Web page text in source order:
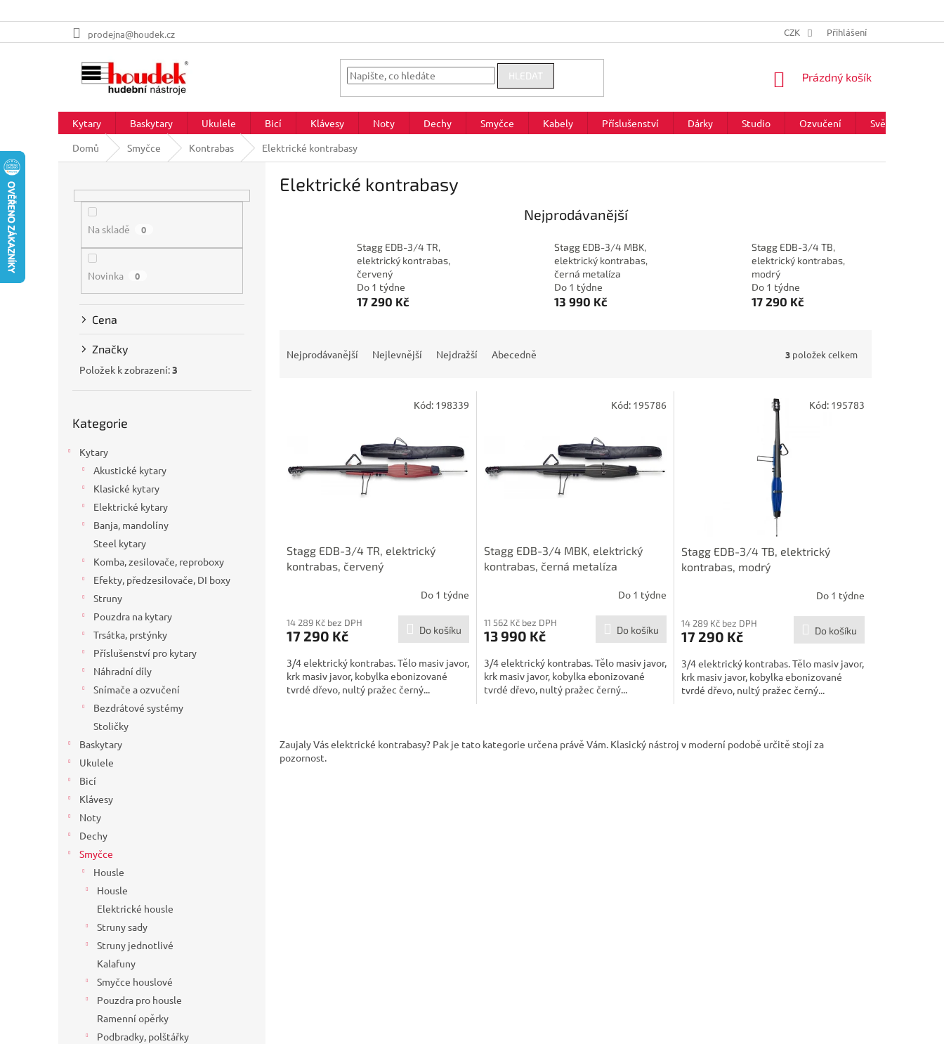
na
prodejna@houdek.cz CZK Přihlášení
HLEDAT
NÁKUPNÍ
Prázdný košík
Kytary Baskytary Ukulele Bicí Klávesy Noty Dechy Smyčce Kabely Příslušenství Dárky Studio Ozvučení Světla
Domů
Smyčce Kontrabas Elektrické kontrabasy
Na skladě 0
Novinka 0
Cena
Značky
Položek k zobrazení:3
kategorie
Kategorie
Kytary
Akustické kytary
Klasické kytary
Elektrické kytary
Banja, mandolíny
Steel kytary
Komba, zesilovače, reproboxy
Efekty, předzesilovače, DI boxy
Struny
Pouzdra na kytary
Trsátka, prstýnky
Příslušenství pro kytary
Náhradní díly
Snímače a ozvučení
Bezdrátové systémy
Stoličky
Baskytary
Ukulele
Bicí
Klávesy
Noty
Dechy
Smyčce
Housle
Housle
Elektrické housle
Struny sady
Struny jednotlivé
Kalafuny
Smyčce houslové
Pouzdra pro housle
Ramenní opěrky
Podbradky, polštářky
Elektrické kontrabasy
Nejprodávanější
Stagg EDB-3/4 TR,
elektrický kontrabas,
červený
Do 1 týdne
17 290 Kč
Stagg EDB-3/4 MBK,
elektrický kontrabas,
černá metalíza
Do 1 týdne
13 990 Kč
Stagg EDB-3/4 TB,
elektrický kontrabas,
modrý
Do 1 týdne
17 290 Kč
Nejprodávanější Nejlevnější Nejdražší Abecedně 3 položek celkem
Stagg EDB-3/4 TR, elektrický
kontrabas, červený
Do 1 týdne
14 289 Kč bez DPH
17 290 Kč Do košíku
3/4 elektrický kontrabas. Tělo masiv javor,
krk masiv javor, kobylka ebonizované
tvrdé dřevo, nultý pražec černý...
Kód: 198339
Stagg EDB-3/4 MBK, elektrický
kontrabas, černá metalíza
Do 1 týdne
11 562 Kč bez DPH
13 990 Kč Do košíku
3/4 elektrický kontrabas. Tělo masiv javor,
krk masiv javor, kobylka ebonizované
tvrdé dřevo, nultý pražec černý...
Kód: 195786
Stagg EDB-3/4 TB, elektrický
kontrabas, modrý
Do 1 týdne
14 289 Kč bez DPH
17 290 Kč Do košíku
3/4 elektrický kontrabas. Tělo masiv javor,
krk masiv javor, kobylka ebonizované
tvrdé dřevo, nultý pražec černý...
Kód: 195783
l
Zaujaly Vás elektrické kontrabasy? Pak je tato kategorie určena právě Vám. Klasický nástroj v moderní podobě určitě stojí za
pozornost.